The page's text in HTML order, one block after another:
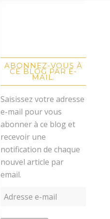
ABONNEZ-VOUS À
CE BLOG PAR E-
MAIL.
Saisissez votre adresse
e-mail pour vous
abonner à ce blog et
recevoir une
notification de chaque
nouvel article par
email.